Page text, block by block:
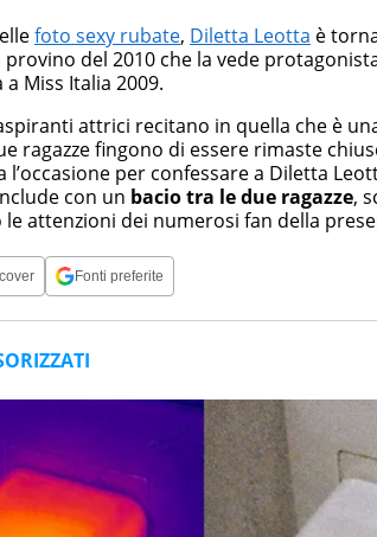
foto sexy rubate, Diletta Leotta è
del 2010 che la vede
Miss Italia 2009.
attrici recitano in quella che è
ragazze fingono di essere rimaste
l’occasione per confessare a Diletta
con un bacio tra le due ragazze,
attenzioni dei numerosi fan della
Fonti preferite